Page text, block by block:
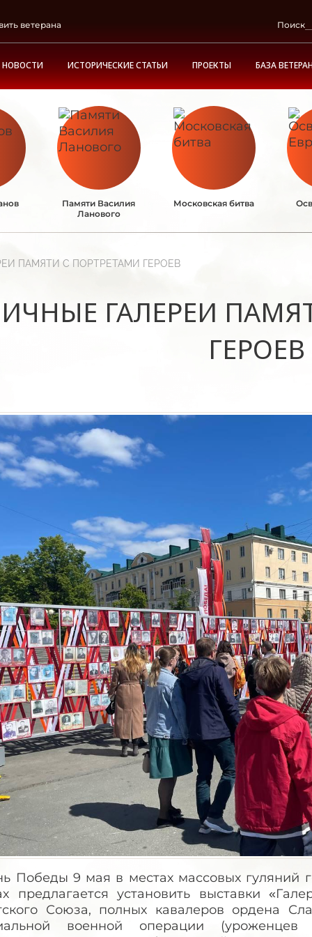
ветерана Поиск
НОВОСТИ ИСТОРИЧЕСКИЕ СТАТЬИ ПРОЕКТЫ БАЗА
Памяти Василия
Ланового
Московская битва
ПАМЯТИ С ПОРТРЕТАМИ ГЕРОЕВ
ГАЛЕРЕИ
ГЕРОЕВ
Победы 9 мая в местах массовых гуляний
предлагается установить выставки
Союза, полных кавалеров ордена
военной операции (уроженцев